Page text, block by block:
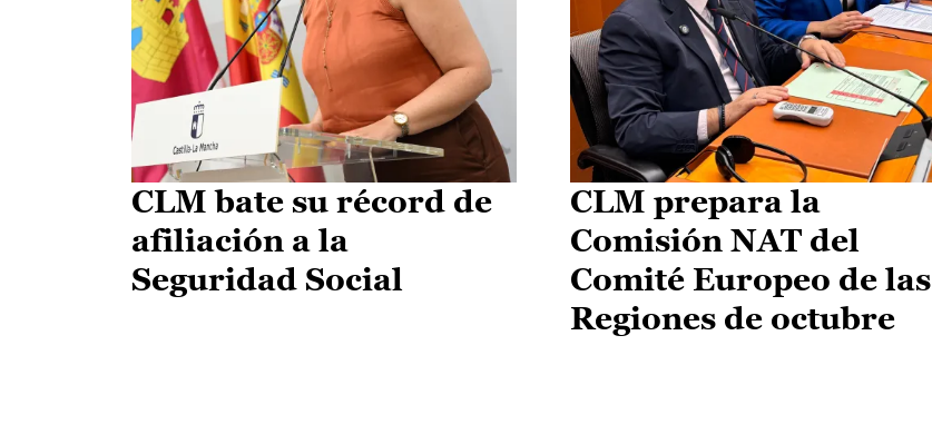
CLM bate su récord de
afiliación a la
Seguridad Social
CLM prepara la
Comisión NAT del
Comité Europeo de las
Regiones de octubre